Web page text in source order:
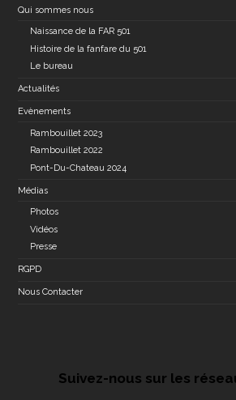
Qui sommes nous
Naissance de la FAR 501
Histoire de la fanfare du 501
Le bureau
Actualités
Evènements
Rambouillet 2023
Rambouillet 2022
Pont-Du-Chateau 2024
Médias
Photos
Vidéos
Presse
RGPD
Nous Contacter
Suivez-nous sur les